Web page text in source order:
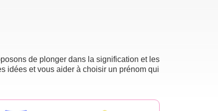
de plonger dans la signification et les
idées et vous aider à choisir un prénom qui